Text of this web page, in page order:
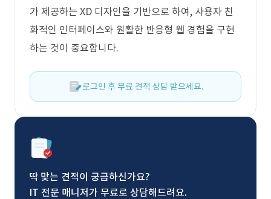
가 제공하는 XD 디자인을 기반으로 하여, 사용자 친
화적인 인터페이스와 원활한 반응형 웹 경험을 구현
하는 것이 중요합니다.
로그인 후 무료 견적 상담 받으세요.
딱 맞는 견적이 궁금하신가요?
IT 전문 매니저가 무료로 상담해드려요.